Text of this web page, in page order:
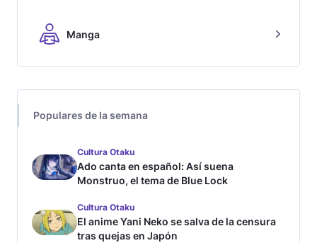
Manga
Populares de la semana
Cultura Otaku
Ado canta en español: Así suena
Monstruo, el tema de Blue Lock
Cultura Otaku
El anime Yani Neko se salva de la censura
tras quejas en Japón